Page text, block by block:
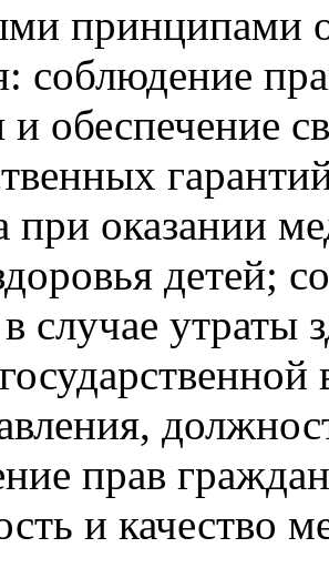
принципами
соблюдение
и обеспечение
при оказании
детей;
случае утраты
прав
и качество